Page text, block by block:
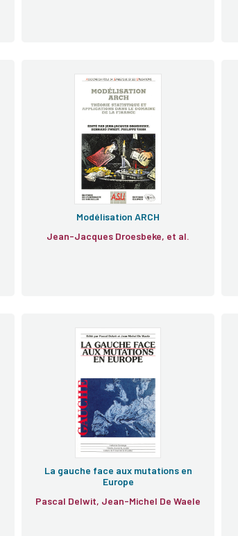
Modélisation ARCH
Jean-Jacques Droesbeke, et al.
La gauche face aux mutations en
Europe
Pascal Delwit, Jean-Michel De Waele